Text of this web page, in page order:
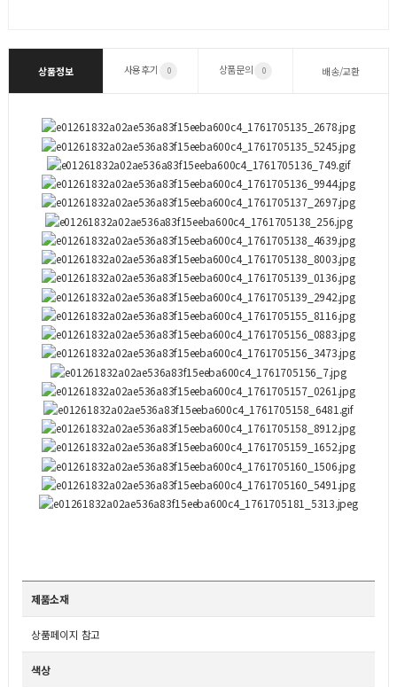
상품정보 사용후기 0 상품문의 0 배송/교환
제품소재
상품페이지 참고
색상